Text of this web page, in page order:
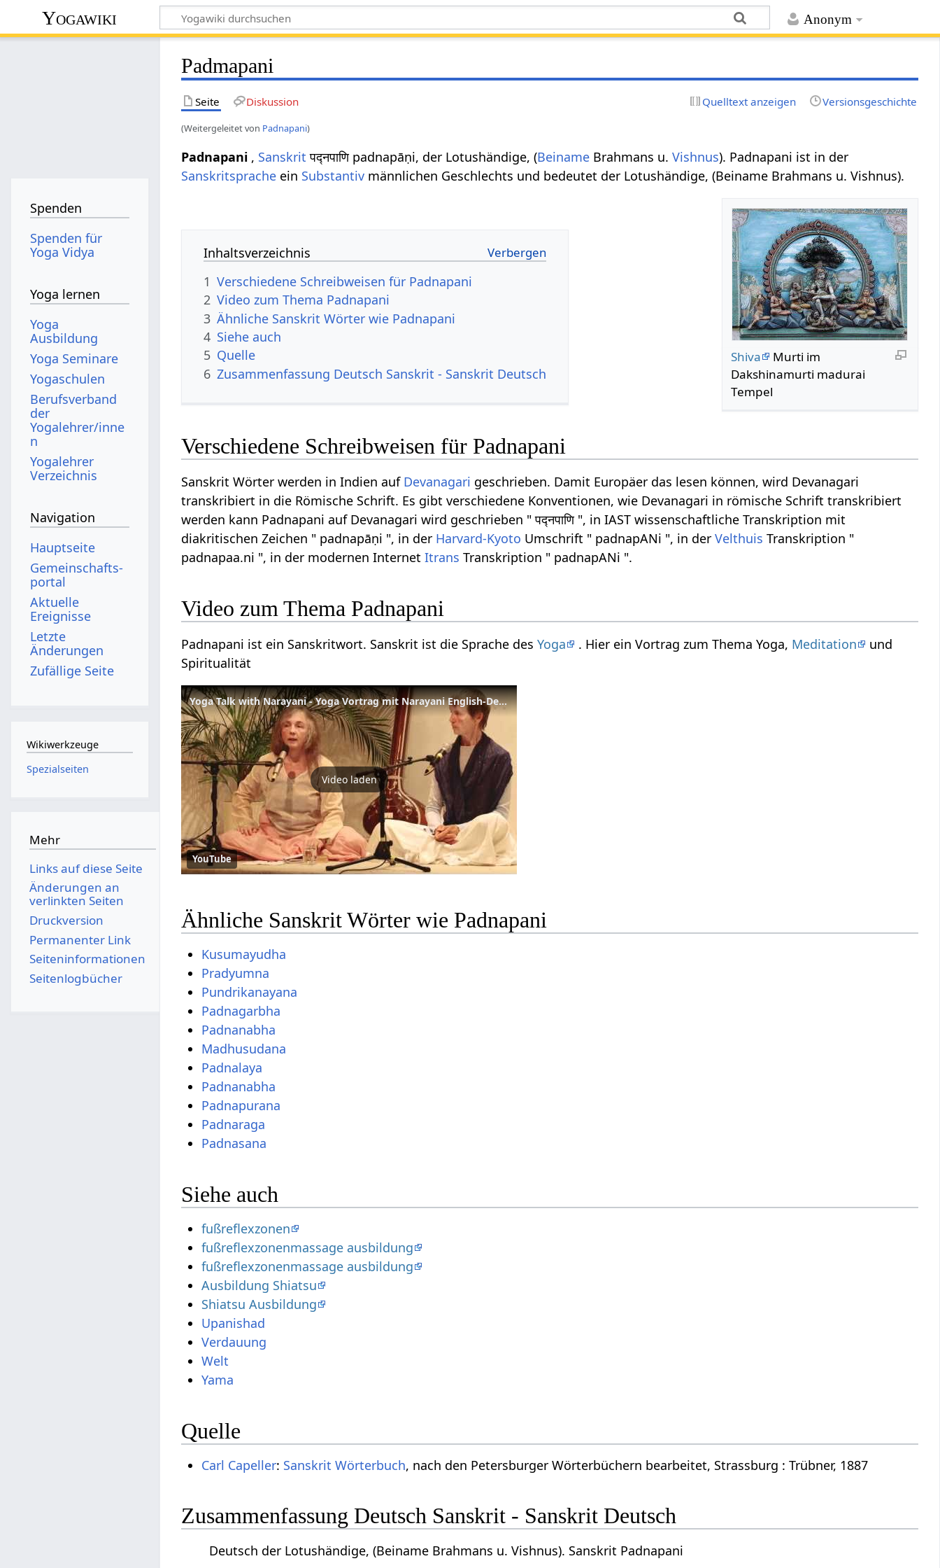
Anonym
Yogawiki
Padmapani
Seite Diskussion Quelltext anzeigen Versionsgeschichte
(Weitergeleitet von Padnapani)
Padnapani , Sanskrit पद्नपाणि padnapāṇi, der Lotushändige, (Beiname Brahmans u.Vishnus). Padnapani ist in der
Sanskritsprache ein Substantiv männlichen Geschlechts und bedeutet der Lotushändige, (Beiname Brahmans u. Vishnus).
Shiva
Murti im
Dakshinamurti madurai
Tempel
Inhaltsverzeichnis
1 Verschiedene Schreibweisen für Padnapani
2 Video zum Thema Padnapani
3 Ähnliche Sanskrit Wörter wie Padnapani
4 Siehe auch
5 Quelle
6 Zusammenfassung Deutsch Sanskrit - Sanskrit Deutsch
Verschiedene Schreibweisen für Padnapani
Sanskrit Wörter werden in Indien auf Devanagari geschrieben. Damit Europäer das lesen können, wird Devanagari
transkribiert in die Römische Schrift. Es gibt verschiedene Konventionen, wie Devanagari in römische Schrift transkribiert
werden kann Padnapani auf Devanagari wird geschrieben " पद्नपाणि ", in IAST wissenschaftliche Transkription mit
diakritischen Zeichen " padnapāṇi ", in der Harvard-Kyoto Umschrift " padnapANi ", in derVelthuis Transkription "
padnapaa.ni ", in der modernen InternetItrans Transkription " padnapANi ".
Video zum Thema Padnapani
Padnapani ist ein Sanskritwort. Sanskrit ist die Sprache desYoga . Hier ein Vortrag zum Thema Yoga, Meditation
und
Spiritualität
Yoga Talk with Narayani - Yoga Vortrag mit Narayani English-Deutsch Part 1 of 4
Video laden
YouTube
Ähnliche Sanskrit Wörter wie Padnapani
Kusumayudha
Pradyumna
Pundrikanayana
Padnagarbha
Padnanabha
Madhusudana
Padnalaya
Padnanabha
Padnapurana
Padnaraga
Padnasana
Siehe auch
fußreflexzonen
fußreflexzonenmassage ausbildung
fußreflexzonenmassage ausbildung
Ausbildung Shiatsu
Shiatsu Ausbildung
Upanishad
Verdauung
Welt
Yama
Quelle
Carl Capeller: Sanskrit Wörterbuch, nach den Petersburger Wörterbüchern bearbeitet, Strassburg : Trübner, 1887
Zusammenfassung Deutsch Sanskrit - Sanskrit Deutsch
Deutsch der Lotushändige, (Beiname Brahmans u. Vishnus). Sanskrit Padnapani
Spenden
Spenden für
Yoga Vidya
Yoga lernen
Yoga
Ausbildung
Yoga Seminare
Yogaschulen
Berufsverband
der
Yogalehrer/inne
n
Yogalehrer
Verzeichnis
Navigation
Hauptseite
Gemeinschafts­
portal
Aktuelle
Ereignisse
Letzte
Änderungen
Zufällige Seite
Wikiwerkzeuge
Spezialseiten
Mehr
Links auf diese Seite
Änderungen an
verlinkten Seiten
Druckversion
Permanenter Link
Seiten­­informationen
Seitenlogbücher